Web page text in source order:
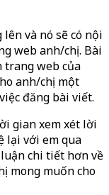
và nó sẽ có nội
web anh/chị. Bài
trang web của
anh/chị một
đăng bài viết.
gian xem xét lời
lại với em qua
chi tiết hơn về
mong muốn cho